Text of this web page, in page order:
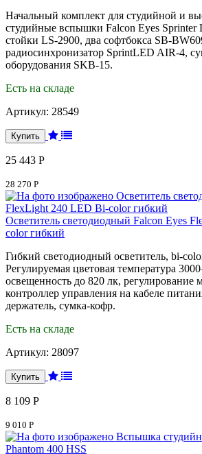
Начальный комплект для студийной и
студийные вспышки Falcon Eyes Sprinter
стойки LS-2900, два софтбокса SB-
радиосинхронизатор SprintLED AIR-4,
оборудования SKB-15.
Есть на складе
Артикул: 28549
25 443 Р
28 270 Р
Осветитель светодиодный Falcon Eyes
color гибкий
Гибкий светодиодный осветитель, bi-
Регулируемая цветовая температура
освещенность до 820 лк, регулирование
контроллер управления на кабеле
держатель, сумка-кофр.
Есть на складе
Артикул: 28097
8 109 Р
9 010 Р